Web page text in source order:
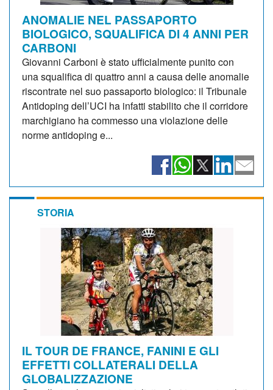
ANOMALIE NEL PASSAPORTO
BIOLOGICO, SQUALIFICA DI 4 ANNI PER
CARBONI
Giovanni Carboni è stato ufficialmente punito con
una squalifica di quattro anni a causa delle anomalie
riscontrate nel suo passaporto biologico: il Tribunale
Antidoping dell’UCI ha infatti stabilito che il corridore
marchigiano ha commesso una violazione delle
norme antidoping e...
STORIA
IL TOUR DE FRANCE, FANINI E GLI
EFFETTI COLLATERALI DELLA
GLOBALIZZAZIONE